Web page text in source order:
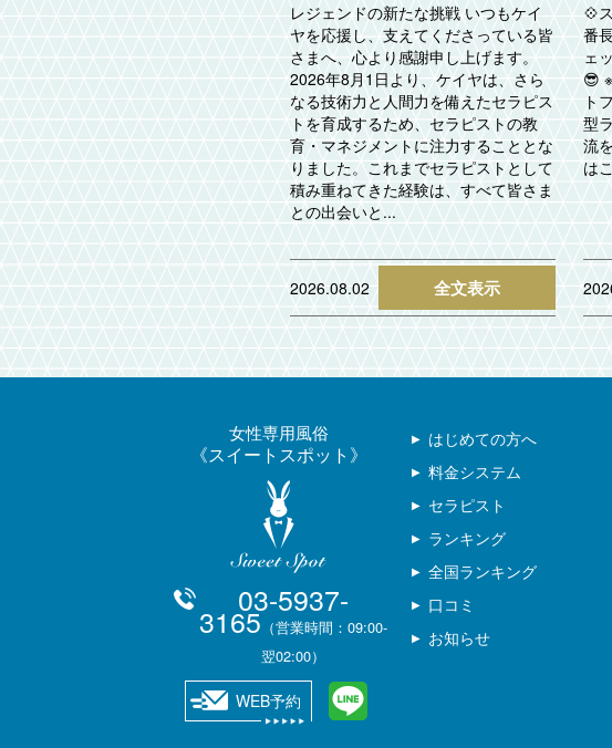
レジェンドの新たな挑戦 いつもケイ
ヤを応援し、支えてくださっている皆
さまへ、心より感謝申し上げます。
2026年8月1日より、ケイヤは、さら
なる技術力と人間力を備えたセラピス
トを育成するため、セラピストの教
育・マネジメントに注力することとな
りました。これまでセラピストとして
積み重ねてきた経験は、すべて皆さま
との出会いと...
2026.08.02 全文表示
💠
番
ェ
😎
ト
型
流
は
女性専用風俗
スイートスポット
03-5937-
3165 （営業時間：09:00-
翌02:00）
WEB予約
はじめての方へ
料金システム
セラピスト
ランキング
全国ランキング
口コミ
お知らせ